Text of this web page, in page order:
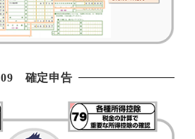
09 確定申告